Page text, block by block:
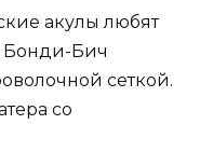
акулы любят
Бонди-Бич
сеткой.
со